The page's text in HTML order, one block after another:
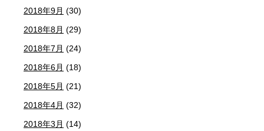
2018年9月 (30)
2018年8月 (29)
2018年7月 (24)
2018年6月 (18)
2018年5月 (21)
2018年4月 (32)
2018年3月 (14)